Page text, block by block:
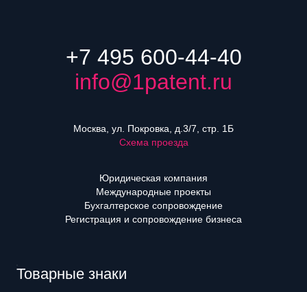
+7 495 600-44-40
info@1patent.ru
Москва, ул. Покровка, д.3/7, стр. 1Б
Схема проезда
Юридическая компания
Международные проекты
Бухгалтерское сопровождение
Регистрация и сопровождение бизнеса
Товарные знаки